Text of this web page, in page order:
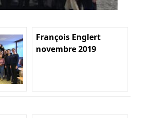
François Englert
novembre 2019